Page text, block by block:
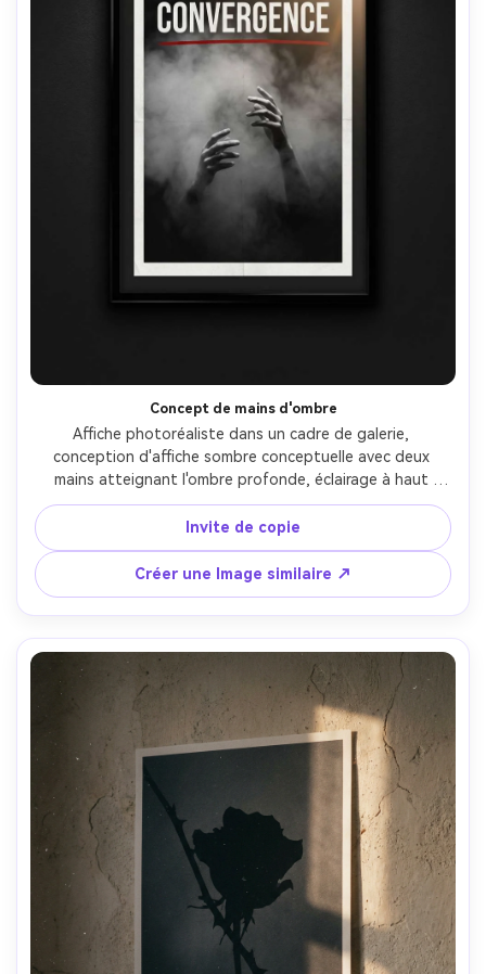
Concept de mains d'ombre
Affiche photoréaliste dans un cadre de galerie,
conception d'affiche sombre conceptuelle avec deux
mains atteignant l'ombre profonde, éclairage à haut
contraste, texte minimal, titre sans serif audacieux,
palette monochrome avec un soulignement rouge sang,
texture de brouillard subtile, bords nets, fibres de papier
réalistes, réflexion des projecteurs, prise sur Canon R6
Mark II, 85mm, f/2.2- -ar 4:5
Invite de copie
Créer une Image similaire ↗